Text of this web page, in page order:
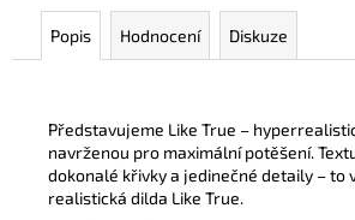
Popis Hodnocení Diskuze
Představujeme Like True –
navrženou pro maximální potěšení.
dokonalé křivky a jedinečné detaily – to
realistická dilda Like True.